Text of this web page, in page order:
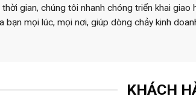
gian, chúng tôi nhanh chóng triển khai giao
bạn mọi lúc, mọi nơi, giúp dòng chảy kinh
KHÁCH